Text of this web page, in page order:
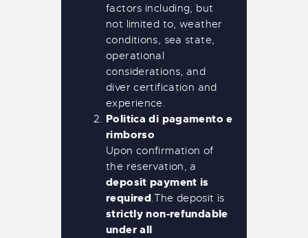
factors including, but
not limited to, weather
conditions, sea state,
operational
considerations, and
diver certification and
experience.
Politica di pagamento e
rimborso
Upon confirmation of
the reservation, a
deposit payment is
required.The deposit is
strictly non-refundable
under all